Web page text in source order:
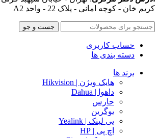
کریم خان - کوچه امانی - پلاک 22 - واحد A2
جست و جو
حساب کاربری
دسته بندی ها
برند ها
هایک ویژن | Hikvision
داهوا | Dahua
حارس
یوگرین
یی لینک | Yealink
اچ پی | HP